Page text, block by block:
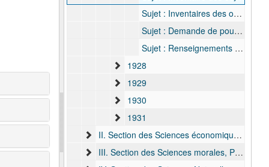
Sujet : Inventaires des objets destinés à l'Expostion de La Louvière, 20 juillet 1927
Sujet : Demande de pouvoir assister au Congrès de Géographie de Belgique à Charleroi, 13 août 1927
Sujet : Renseignements d'origine des nattes, 9 août 1927 - 13 août 1927
1928
1929
1930
1931
II. Section des Sciences économiques et le Laboratoire de chimie, et ultérieurement de la section d’Économie, 1910-1931
III. Section des Sciences morales, Politiques et Historiques, 1910-1931